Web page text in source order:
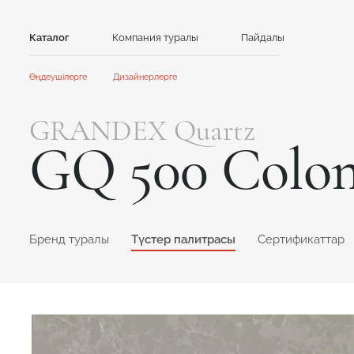
Каталог
Тас
Акрил тасы
GRANDEX
NEOMARM
Кварц тасы
Caesarstone
Avant Quartz
Компания туралы Пайдалы
Өңдеушілерге
Ынтымақтастық
Акциялар және жаңалықтар
Нұсқаулықтар
Каталог және презентациялар
Дизайнерлерге
Ынтымақтастық
Жаңалықтар
Клиенттерге арналған контент
Online дизайнер
GRANDEX Quartz
GQ 500
Бренд туралы Түстер палитрасы Сертификаттар